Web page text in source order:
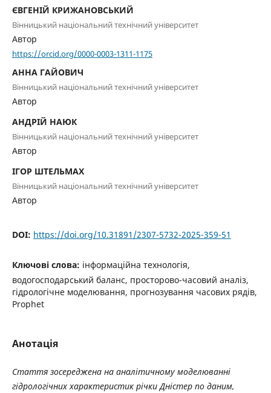
ЄВГЕНІЙ КРИЖАНОВСЬКИЙ
Вінницький національний технічний університет
Автор
https://orcid.org/0000-0003-1311-1175
АННА ГАЙОВИЧ
Вінницький національний технічний університет
Автор
АНДРІЙ НАЮК
Вінницький національний технічний університет
Автор
ІГОР ШТЕЛЬМАХ
Вінницький національний технічний університет
Автор
DOI: https://doi.org/10.31891/2307-5732-2025-359-51
Ключові слова: інформаційна технологія,
водогосподарський баланс, просторово-часовий аналіз,
гідрологічне моделювання, прогнозування часових рядів,
Prophet
Анотація
Стаття зосереджена на аналітичному моделюванні
гідрологічних характеристик річки Дністер по даним,